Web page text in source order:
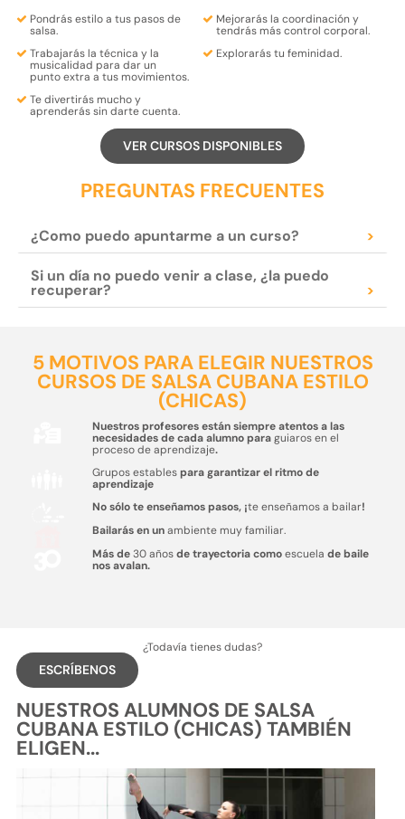
Pondrásestiloa tuspasos de
salsa.
Mejorarás la coordinacióny
tendrás máscontrol corporal.
Trabajarás la técnica y la
musicalidad para dar un
punto extra a tus movimientos.
Explorarás tu feminidad.
Tedivertirásmucho y
aprenderássin darte cuenta.
VER CURSOS DISPONIBLES
PREGUNTAS FRECUENTES
¿Como puedo apuntarme a un curso? >
Si un día no puedo venir a clase, ¿la puedo
recuperar? >
5 MOTIVOS PARA ELEGIR NUESTROS
CURSOS DE SALSA CUBANA ESTILO
(CHICAS)
Nuestros profesores están siempre atentos a las
necesidades de cada alumno paraguiaros en el
proceso de aprendizaje.
Grupos establespara garantizar el ritmo de
aprendizaje
No sólo te enseñamos pasos, ¡te enseñamos a bailar!
Bailarás en unambiente muy familiar.
Más de30 añosde trayectoria comoescuela de baile
nos avalan.
¿Todavía tienes dudas?
ESCRÍBENOS
NUESTROS ALUMNOS DE SALSA
CUBANA ESTILO (CHICAS) TAMBIÉN
ELIGEN...